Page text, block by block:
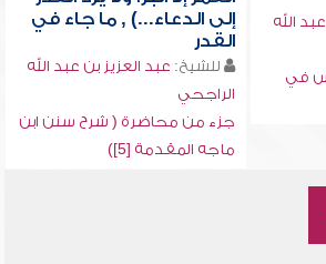
الله
في
إلى الدعاء...) , ما جاء في
القدر
للشيخ: عبد العزيز بن عبد الله
الراجحي
جزء من محاضرة ( شرح سنن ابن
ماجه المقدمة [5])